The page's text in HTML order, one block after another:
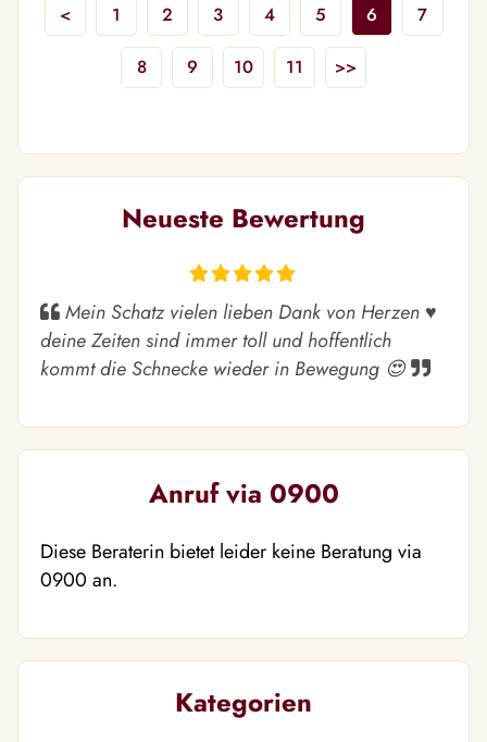
< 1 2 3 4 5 6 7
8 9 10 11 >>
Neueste Bewertung
Mein Schatz vielen lieben Dank von Herzen ♥️
deine Zeiten sind immer toll und hoffentlich
kommt die Schnecke wieder in Bewegung 😍
Anruf via 0900
Diese Beraterin bietet leider keine Beratung via
0900 an.
Kategorien